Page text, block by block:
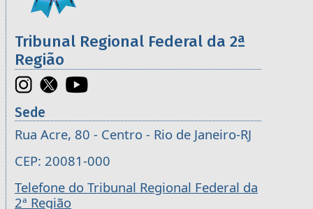
Tribunal Regional Federal da 2ª
Região
Sede
Rua Acre, 80 - Centro - Rio de Janeiro-RJ
CEP: 20081-000
Telefone do Tribunal Regional Federal da
2ª Região